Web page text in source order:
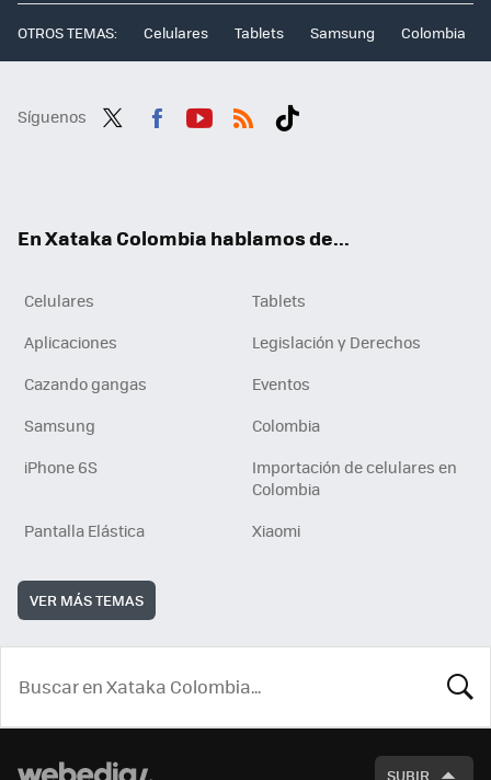
OTROS TEMAS: Celulares Tablets Samsung Colombia
Síguenos
En Xataka Colombia hablamos de...
Celulares
Tablets
Aplicaciones
Legislación y Derechos
Cazando gangas
Eventos
Samsung
Colombia
iPhone 6S
Importación de celulares en
Colombia
Pantalla Elástica
Xiaomi
VER MÁS TEMAS
SUBIR